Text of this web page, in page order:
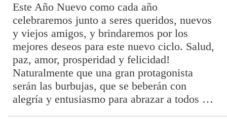
Este Año Nuevo como cada año
celebraremos junto a seres queridos, nuevos
y viejos amigos, y brindaremos por los
mejores deseos para este nuevo ciclo. Salud,
paz, amor, prosperidad y felicidad!
Naturalmente que una gran protagonista
serán las burbujas, que se beberán con
alegría y entusiasmo para abrazar a todos …